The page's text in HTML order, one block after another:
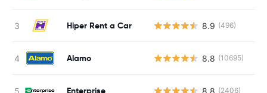
Hiper Rent a Car 8.9 (496)
Alamo 8.8 (10695)
Enterprise 8.8 (2406)